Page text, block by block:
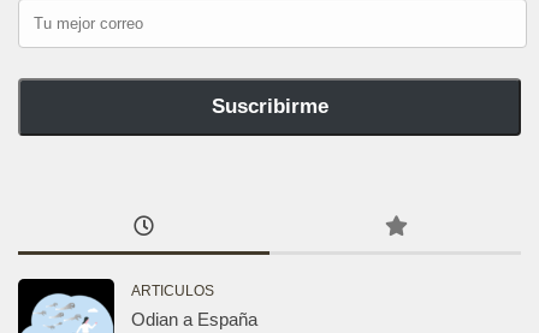
mejor
Suscribirme
ARTICULOS
Odian a España